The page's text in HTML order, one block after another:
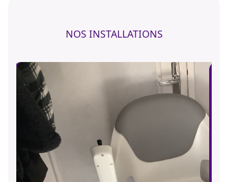
NOS INSTALLATIONS